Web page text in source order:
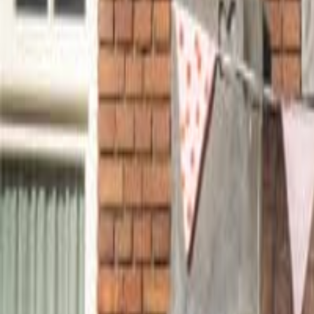
Nieuwsbrief ontvangen
Jaargang
Home
Adverteerders
Tip het Flesje
Colofon